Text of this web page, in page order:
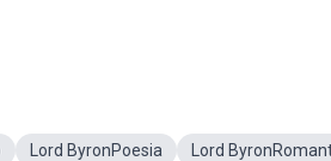
Lord ByronPoesia
Lord